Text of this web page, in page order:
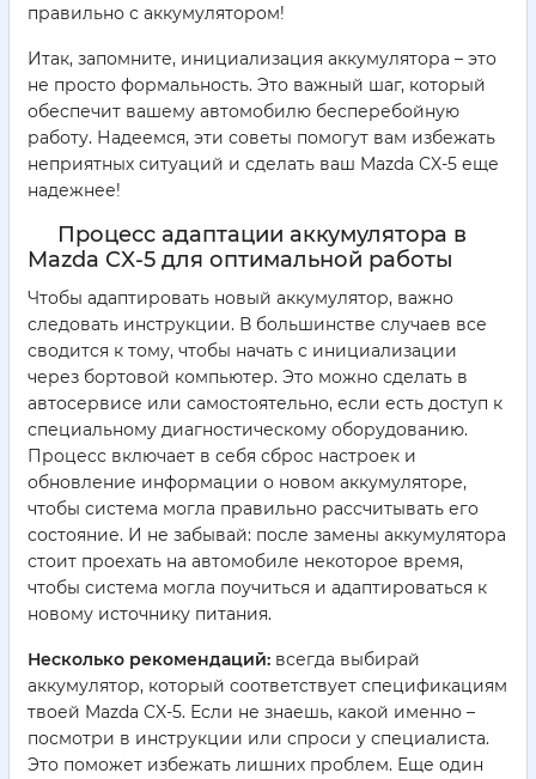
правильно с аккумулятором!
Итак, запомните, инициализация аккумулятора – это
не просто формальность. Это важный шаг, который
обеспечит вашему автомобилю бесперебойную
работу. Надеемся, эти советы помогут вам избежать
неприятных ситуаций и сделать ваш Mazda CX-5 еще
надежнее!
Процесс адаптации аккумулятора в
Mazda CX-5 для оптимальной работы
Чтобы адаптировать новый аккумулятор, важно
следовать инструкции. В большинстве случаев все
сводится к тому, чтобы начать с инициализации
через бортовой компьютер. Это можно сделать в
автосервисе или самостоятельно, если есть доступ к
специальному диагностическому оборудованию.
Процесс включает в себя сброс настроек и
обновление информации о новом аккумуляторе,
чтобы система могла правильно рассчитывать его
состояние. И не забывай: после замены аккумулятора
стоит проехать на автомобиле некоторое время,
чтобы система могла поучиться и адаптироваться к
новому источнику питания.
Несколько рекомендаций: всегда выбирай
аккумулятор, который соответствует спецификациям
твоей Mazda CX-5. Если не знаешь, какой именно –
посмотри в инструкции или спроси у специалиста.
Это поможет избежать лишних проблем. Еще один